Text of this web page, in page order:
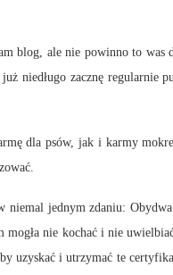
blog, ale nie powinno to was
niedługo zacznę
dla psów, jak i karmy
niemal jednym zdaniu: Obydwa
mogła nie kochać i nie
uzyskać i utrzymać te